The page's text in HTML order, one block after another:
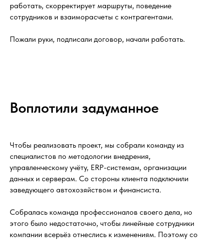
работать, скорректирует маршруты, поведение
сотрудников и взаиморасчеты с контрагентами.
Пожали руки, подписали договор, начали работать.
Воплотили задуманное
Чтобы реализовать проект, мы собрали команду из
специалистов по методологии внедрения,
управленческому учёту, ERP-системам, организации
данных и серверам. Со стороны клиента подключили
заведующего автохозяйством и финансиста.
Собралась команда профессионалов своего дела, но
этого было недостаточно, чтобы линейные сотрудники
компании всерьёз отнеслись к изменениям. Поэтому со